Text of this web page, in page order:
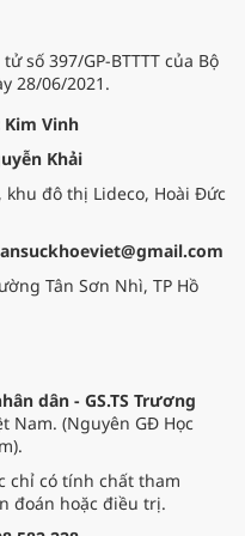
đất nước.
số 397/GP-BTTTT của Bộ
28/06/2021.
Kim Vinh
Khải
khu đô thị Lideco, Hoài Đức
Tân Sơn Nhì, TP Hồ
dân - GS.TS Trương
Nam. (Nguyên GĐ Học
chỉ có tính chất tham
đoán hoặc điều trị.